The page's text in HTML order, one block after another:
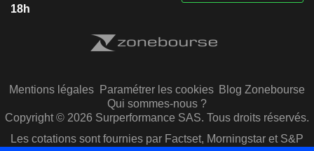
18h
Mentions légales Paramétrer les cookies Blog Zonebourse
Qui sommes-nous ?
Copyright © 2026 Surperformance SAS. Tous droits réservés.
Les cotations sont fournies par Factset, Morningstar et S&P